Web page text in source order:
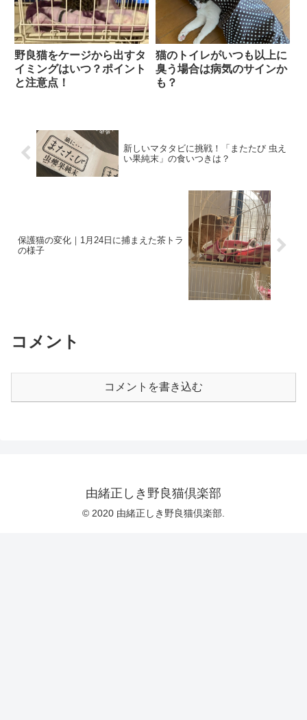
野良猫をケージから出すタ
イミングはいつ？ポイント
と注意点！
猫のトイレがいつも以上に
臭う場合は病気のサインか
も？
新しいマタタビに挑戦！「またたび 虫え
い果純末」の食いつきは？
保護猫の変化｜1月24日に捕まえた茶トラ
の様子
コメント
コメントを書き込む
由緒正しき野良猫倶楽部
© 2020 由緒正しき野良猫倶楽部.